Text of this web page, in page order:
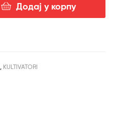
Додај у корпу
, KULTIVATORI